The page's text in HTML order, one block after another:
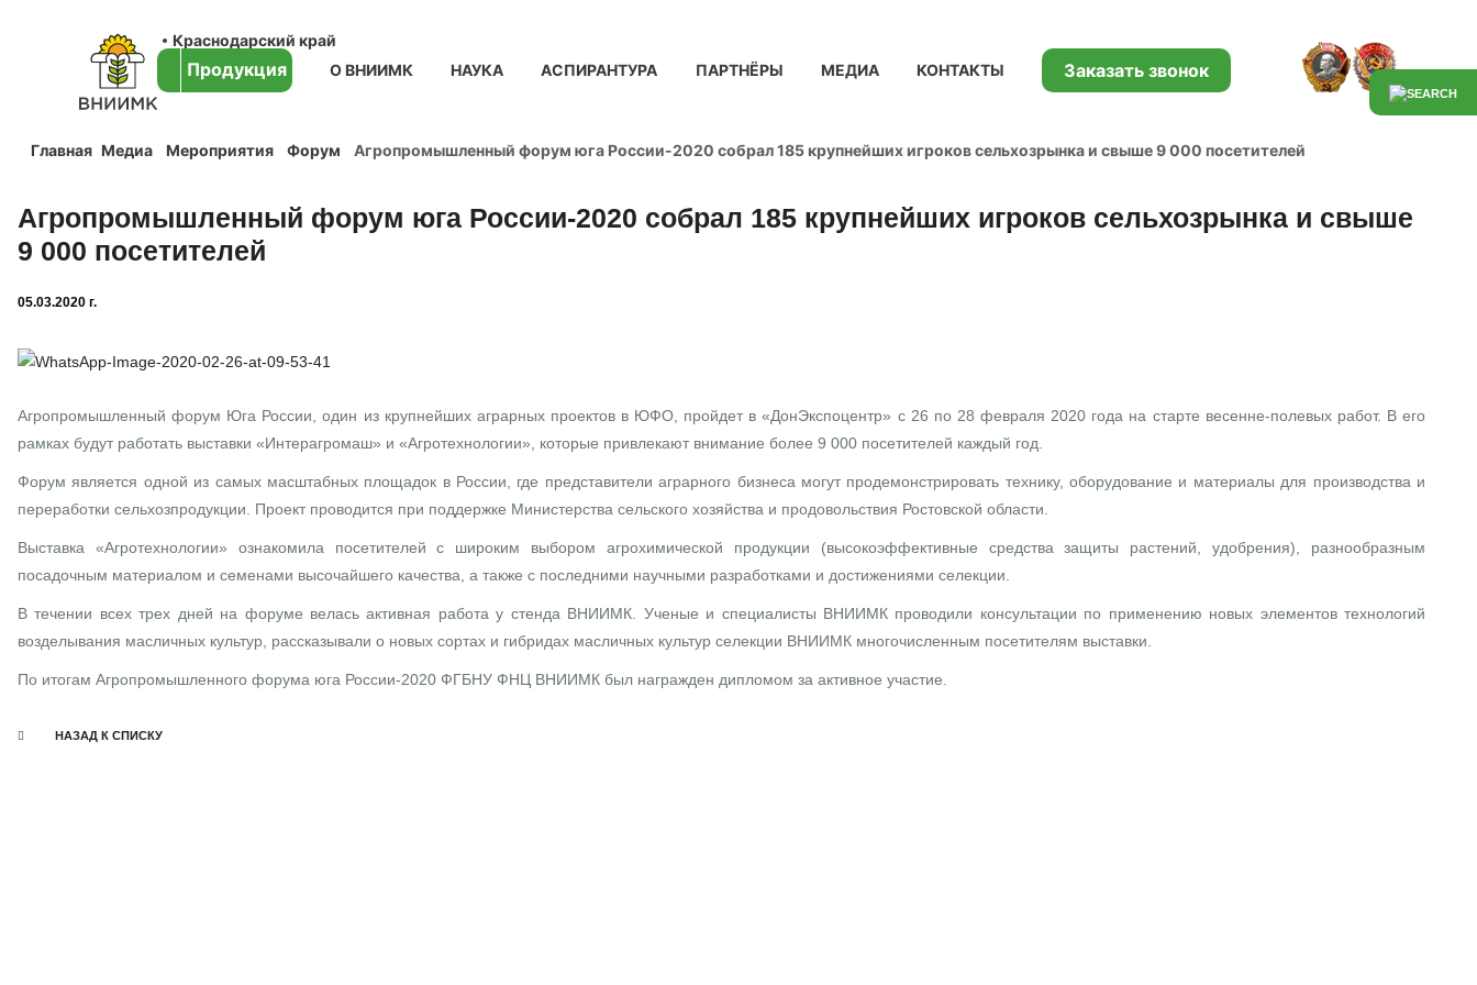
Краснодарский край
Продукция О ВНИИМК НАУКА АСПИРАНТУРА ПАРТНЁРЫ МЕДИА КОНТАКТЫ Заказать звонок
Главная Медиа Мероприятия Форум Агропромышленный форум юга России-2020 собрал 185 крупнейших игроков сельхозрынка и свыше 9 000 посетителей
Агропромышленный форум юга России-2020 собрал 185 крупнейших игроков сельхозрынка и свыше
9 000 посетителей
05.03.2020 г.
Агропромышленный форум Юга России, один из крупнейших аграрных проектов в ЮФО, пройдет в «ДонЭкспоцентр» с 26 по 28 февраля 2020 года на старте весенне-полевых работ. В его
рамках будут работать выставки «Интерагромаш» и «Агротехнологии», которые привлекают внимание более 9 000 посетителей каждый год.
Форум является одной из самых масштабных площадок в России, где представители аграрного бизнеса могут продемонстрировать технику, оборудование и материалы для производства и
переработки сельхозпродукции. Проект проводится при поддержке Министерства сельского хозяйства и продовольствия Ростовской области.
Выставка «Агротехнологии» ознакомила посетителей с широким выбором агрохимической продукции (высокоэффективные средства защиты растений, удобрения), разнообразным
посадочным материалом и семенами высочайшего качества, а также с последними научными разработками и достижениями селекции.
В течении всех трех дней на форуме велась активная работа у стенда ВНИИМК. Ученые и специалисты ВНИИМК проводили консультации по применению новых элементов технологий
возделывания масличных культур, рассказывали о новых сортах и гибридах масличных культур селекции ВНИИМК многочисленным посетителям выставки.
По итогам Агропромышленного форума юга России-2020 ФГБНУ ФНЦ ВНИИМК был награжден дипломом за активное участие.
НАЗАД К СПИСКУ